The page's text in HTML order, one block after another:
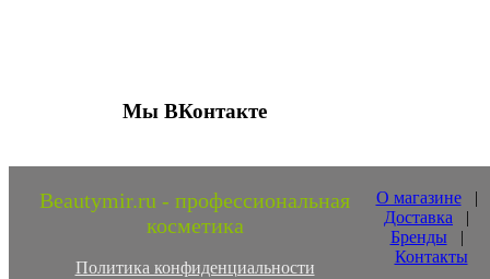
Мы ВКонтакте
Beautymir.ru - профессиональная
косметика
Политика конфиденциальности
О магазине|
Доставка |
Бренды |
Контакты